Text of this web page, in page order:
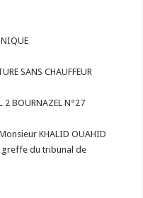
SANS CHAUFFEUR
2 BOURNAZEL N°27
KHALID OUAHID
greffe du tribunal de